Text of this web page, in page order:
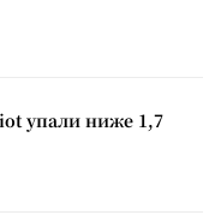
упали ниже 1,7